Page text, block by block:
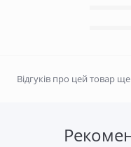
Відгуків про цей товар